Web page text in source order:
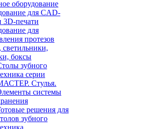
оборудование
для CAD-
печати
для
протезов
светильники,
боксы
зубного
серии
Стулья.
системы
решения для
зубного